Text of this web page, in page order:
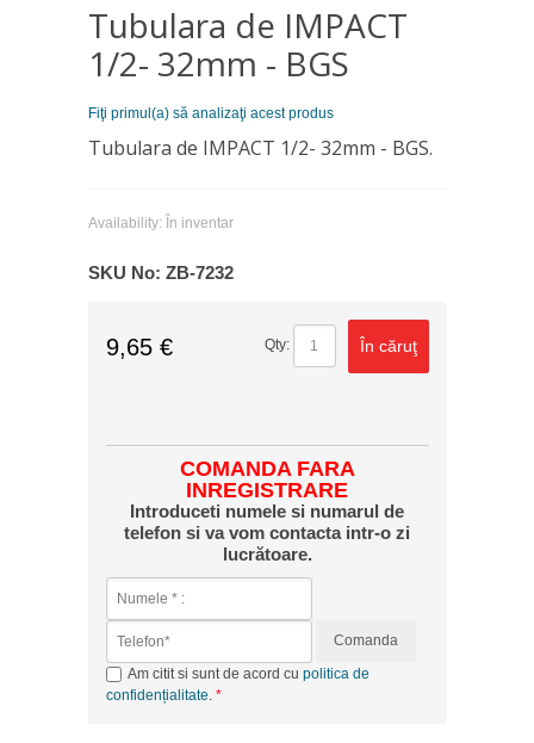
Tubulara de IMPACT
1/2- 32mm - BGS
Fiţi primul(a) să analizaţi acest produs
Tubulara de IMPACT 1/2- 32mm - BGS.
Availability: În inventar
SKU No: ZB-7232
9,65 € Qty: În căruţ
COMANDA FARA
INREGISTRARE
Introduceti numele si numarul de
telefon si va vom contacta intr-o zi
lucrătoare.
Comanda
Am citit si sunt de acord cu politica de
confidențialitate